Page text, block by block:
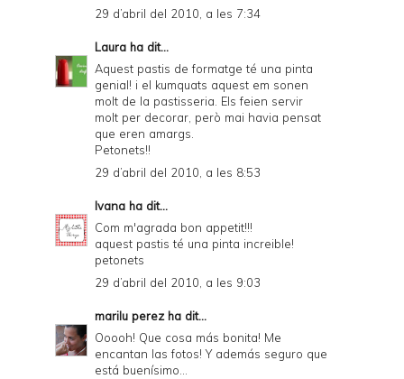
29 d’abril del 2010, a les 7:34
Laura ha dit...
Aquest pastis de formatge té una pinta
genial! i el kumquats aquest em sonen
molt de la pastisseria. Els feien servir
molt per decorar, però mai havia pensat
que eren amargs.
Petonets!!
29 d’abril del 2010, a les 8:53
Ivana ha dit...
Com m'agrada bon appetit!!!
aquest pastis té una pinta increible!
petonets
29 d’abril del 2010, a les 9:03
marilu perez ha dit...
Ooooh! Que cosa más bonita! Me
encantan las fotos! Y además seguro que
está buenísimo...